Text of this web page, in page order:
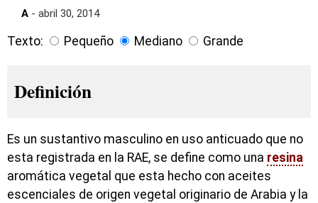
A - abril 30, 2014
Texto: Pequeño Mediano Grande
Definición
Es un sustantivo masculino en uso anticuado que no
esta registrada en la RAE, se define como una resina
aromática vegetal que esta hecho con aceites
escenciales de origen vegetal originario de Arabia y la